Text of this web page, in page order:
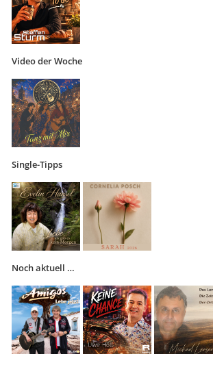
Video der Woche
Single-Tipps
Noch aktuell …